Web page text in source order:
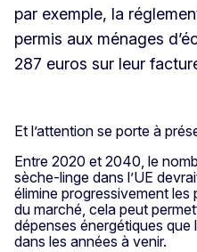
par exemple, la
permis aux ménages
287 euros sur leur
Et l’attention se porte à
Entre 2020 et 2040, le
sèche-linge dans l’UE
élimine progressivement
du marché, cela peut
dépenses énergétiques
dans les années à venir.